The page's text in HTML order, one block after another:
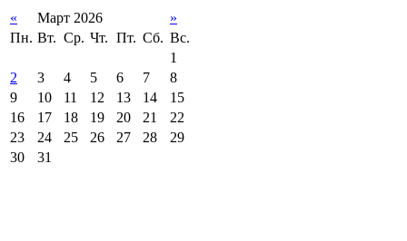
« Март 2026
»
Пн. Вт. Ср. Чт. Пт. Сб. Вс.
1
2
3 4 5 6 7
8
9
10 11 12 13 14
15
16
17 18 19 20 21
22
23
24 25 26 27 28
29
30
31